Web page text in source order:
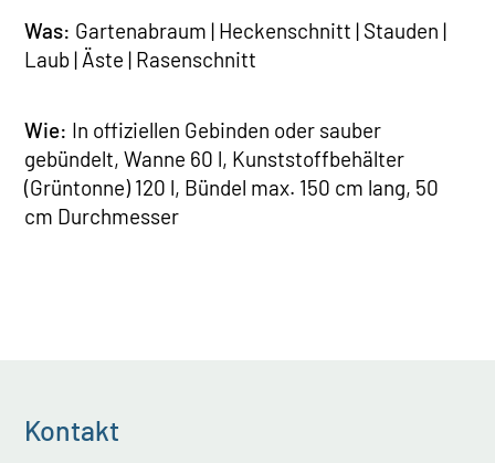
Was: Gartenabraum | Heckenschnitt | Stauden |
Laub | Äste | Rasenschnitt
Wie: In offiziellen Gebinden oder sauber
gebündelt, Wanne 60 l, Kunststoffbehälter
(Grüntonne) 120 l, Bündel max. 150 cm lang, 50
cm Durchmesser
Kontakt